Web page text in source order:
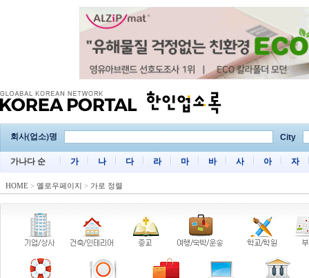
회사(업소)명 City
가나다 순 가 나 다 라 마 바 사 아 자
HOME > 옐로우페이지 > 가로 정렬